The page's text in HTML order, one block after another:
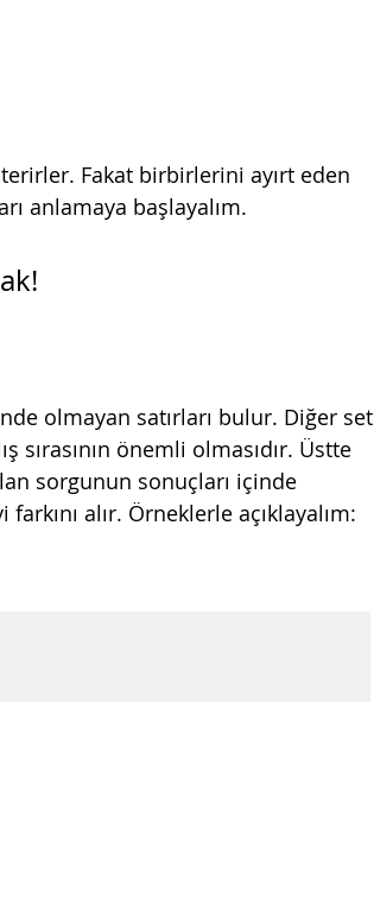
Fakat birbirlerini ayırt eden
anlamaya başlayalım.
olmayan satırları bulur. Diğer set
sırasının önemli olmasıdır. Üstte
sorgunun sonuçları içinde
alır. Örneklerle açıklayalım: